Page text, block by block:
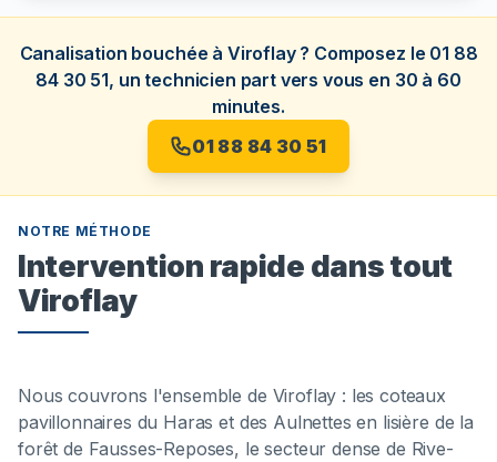
Canalisation bouchée à Viroflay ? Composez le 01 88
84 30 51, un technicien part vers vous en 30 à 60
minutes.
01 88 84 30 51
NOTRE MÉTHODE
Intervention rapide dans tout
Viroflay
Nous couvrons l'ensemble de Viroflay : les coteaux
pavillonnaires du Haras et des Aulnettes en lisière de la
forêt de Fausses-Reposes, le secteur dense de Rive-